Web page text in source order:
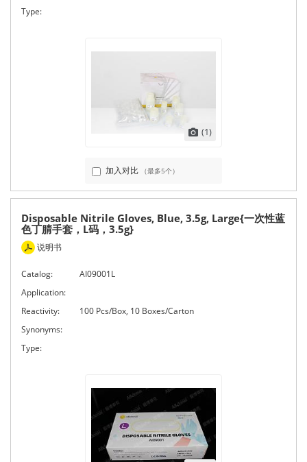
Type:
(1)
加入对比 （最多5个）
Disposable Nitrile Gloves, Blue, 3.5g, Large{一次性蓝
色丁腈手套，L码，3.5g}
说明书
Catalog:
AI09001L
Application:
Reactivity:
100 Pcs/Box, 10 Boxes/Carton
Synonyms:
Type: